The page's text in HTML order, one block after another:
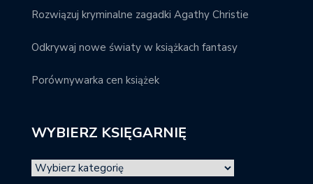
Rozwiązuj kryminalne zagadki Agathy Christie
Odkrywaj nowe światy w książkach fantasy
Porównywarka cen książek
WYBIERZ KSIĘGARNIĘ